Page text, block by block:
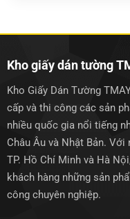
Kho giấy dán tường
Kho Giấy Dán Tường
cấp và thi công các sản
nhiều quốc gia nổi tiếng
Châu Âu và Nhật Bản.
TP. Hồ Chí Minh và Hà
khách hàng những sản
công chuyên nghiệp.